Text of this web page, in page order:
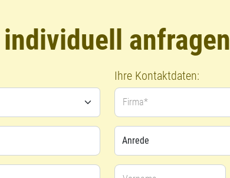
anfragen
Ihre Kontaktdaten:
Firma*